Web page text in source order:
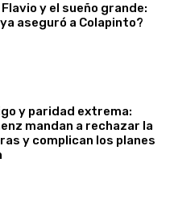
Flavio y el sueño grande:
aseguró a Colapinto?
y paridad extrema:
mandan a rechazar la
y complican los planes